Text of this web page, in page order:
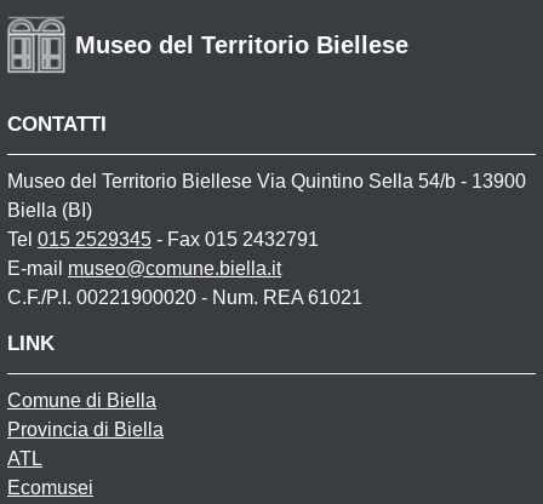
Museo del Territorio Biellese
CONTATTI
Museo del Territorio Biellese Via Quintino Sella 54/b - 13900
Biella (BI)
Tel 015 2529345 - Fax 015 2432791
E-mail museo@comune.biella.it
C.F./P.I. 00221900020 - Num. REA 61021
LINK
Comune di Biella
Provincia di Biella
ATL
Ecomusei